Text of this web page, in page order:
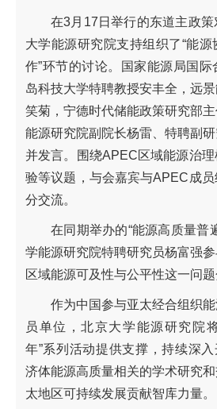
在3月17日举行的东道主政
大学能源研究院支持组织了“能
作”环节的讨论。国家能源局国
岛科技大学特聘教授安丰全，远
笑菊，宁德时代储能政策研究部
能源研究院副院长杨雷、特聘副
并发言。围绕APEC区域能源治
验等议题，与会嘉宾与APEC成
分交流。
在同期举办的“能源高质量普
学能源研究院特聘研究员杨富强
区域能源可及性与公平性这一问题
作为中国参与亚太经合组织
员单位，北京大学能源研究院
年”系列活动提供支撑，持续深
济体能源高质量相关的学术研究
太地区可持续发展贡献智库力量。